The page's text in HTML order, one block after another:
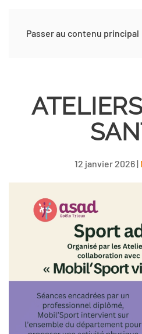
Passer au contenu principal
12 janvier 2026|